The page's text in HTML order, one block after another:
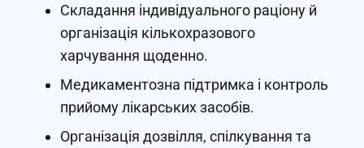
Складання індивідуального раціону й
організація кількохразового
харчування щоденно.
Медикаментозна підтримка і контроль
прийому лікарських засобів.
Організація дозвілля, спілкування та